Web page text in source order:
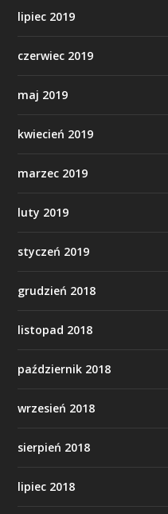
lipiec 2019
czerwiec 2019
maj 2019
kwiecień 2019
marzec 2019
luty 2019
styczeń 2019
grudzień 2018
listopad 2018
październik 2018
wrzesień 2018
sierpień 2018
lipiec 2018